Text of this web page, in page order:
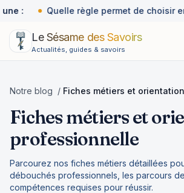
: Quelle règle permet de choisir
Le Sésame des Savoirs
Actualités, guides & savoirs
Notre blog / Fiches métiers et
Fiches métiers et
professionnelle
Parcourez nos fiches métiers détaillées
débouchés professionnels, les parcours
compétences requises pour réussir.